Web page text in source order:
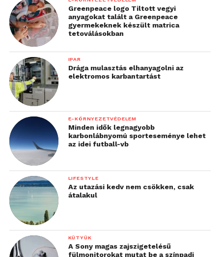
Greenpeace logo Tiltott vegyi
anyagokat talált a Greenpeace
gyermekeknek készült matrica
tetoválásokban
IPAR
Drága mulasztás elhanyagolni az
elektromos karbantartást
E-KÖRNYEZETVÉDELEM
Minden idők legnagyobb
karbonlábnyomú sporteseménye lehet
az idei futball-vb
LIFESTYLE
Az utazási kedv nem csökken, csak
átalakul
KÜTYÜK
A Sony magas zajszigetelésű
fülmonitorokat mutat be a színpadi